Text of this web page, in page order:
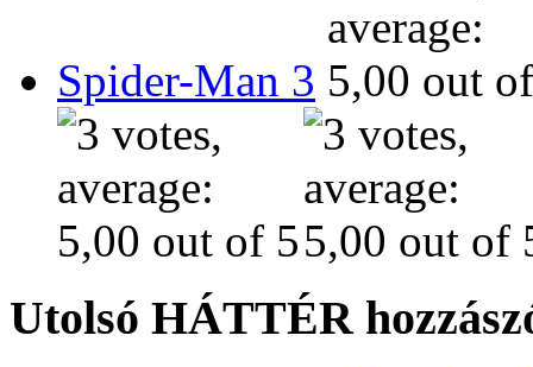
Spider-Man 3
Utolsó HÁTTÉR